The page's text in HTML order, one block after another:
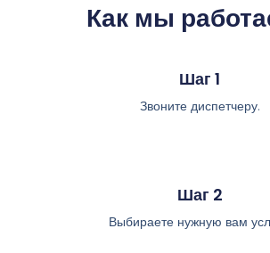
Как мы
Шаг 1
Звоните диспетчеру.
Шаг 2
Выбираете нужную вам